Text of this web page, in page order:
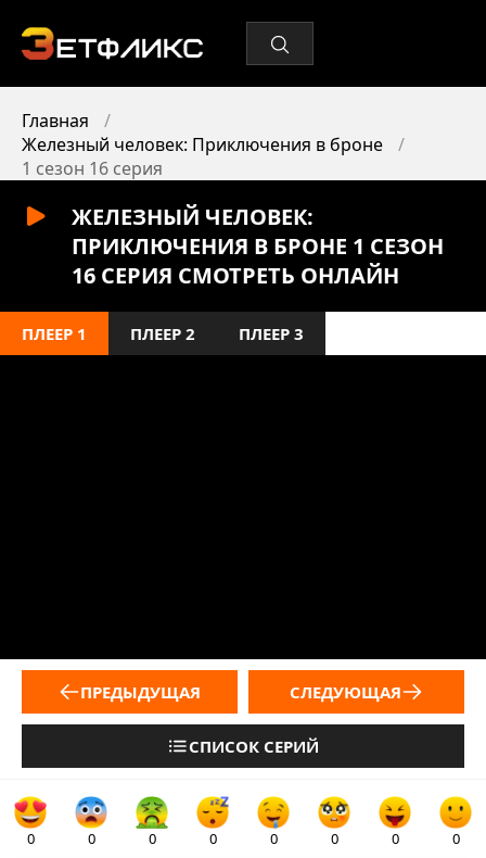
Главная
Железный человек: Приключения в броне
1 сезон 16 серия
ЖЕЛЕЗНЫЙ ЧЕЛОВЕК:
ПРИКЛЮЧЕНИЯ В БРОНЕ 1 СЕЗОН
16 СЕРИЯ СМОТРЕТЬ ОНЛАЙН
ПЛЕЕР 1 ПЛЕЕР 2 ПЛЕЕР 3
ПРЕДЫДУЩАЯ
СПИСОК СЕРИЙ
СЛЕДУЮЩАЯ
0 0 0 0 0 0 0 0